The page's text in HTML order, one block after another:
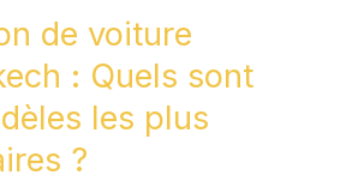
de voiture
: Quels sont
les plus
?